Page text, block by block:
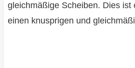
gleichmäßige Scheiben. Dies ist
einen knusprigen und